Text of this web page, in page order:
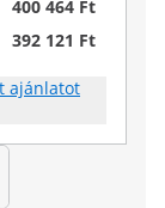
400 464 Ft
392 121 Ft
ajánlatot